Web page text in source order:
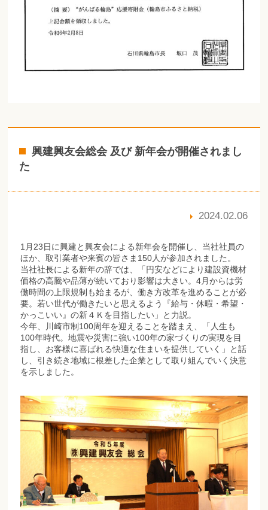
興建興友会総会 及び 新年会が開催されまし
た
2024.02.06
1月23日に興建と興友会による新年会を開催し、当社社員の
ほか、取引業者や来賓の皆さま150人が参加されました。
当社社長による新年の辞では、「円安などにより建設資機材
価格の高騰や品薄が続いており影響は大きい。4月からは労
働時間の上限規制も始まるが、働き方改革を進めることが必
要。若い世代が働きたいと思えるよう『給与・休暇・希望・
かっこいい』の新４Ｋを目指したい」と力説。
今年、川崎市制100周年を迎えることを踏まえ、「人生も
100年時代。地震や災害に強い100年の家づくりの実現を目
指し、お客様に喜ばれる快適な住まいを提供していく」と話
し、引き続き地域に根差した企業として取り組んでいく決意
を示しました。